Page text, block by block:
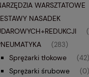
WARSZTATOWE
NASADEK
(283)
Sprężarki tłokowe (42)
Sprężarki śrubowe (0)